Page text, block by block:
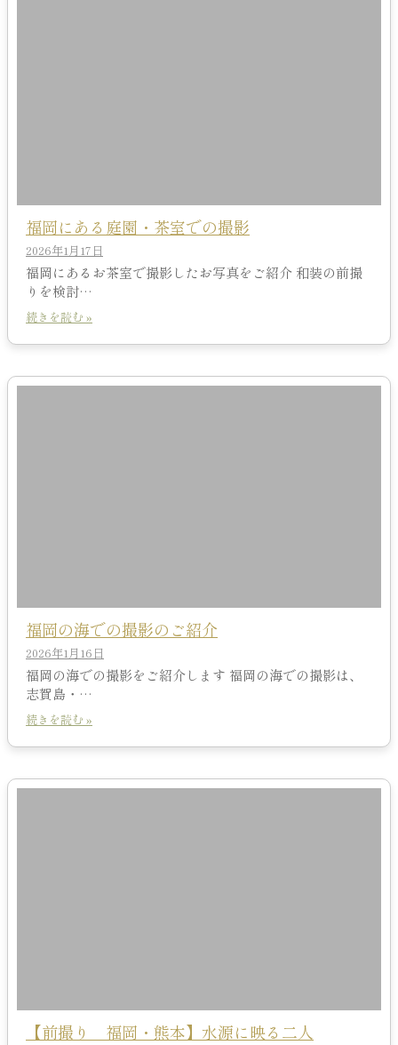
福岡にある庭園・茶室での撮影
2026年1月17日
福岡にあるお茶室で撮影したお写真をご紹介 和装の前撮
りを検討…
続きを読む »
福岡の海での撮影のご紹介
2026年1月16日
福岡の海での撮影をご紹介します 福岡の海での撮影は、
志賀島・…
続きを読む »
【前撮り 福岡・熊本】水源に映る二人